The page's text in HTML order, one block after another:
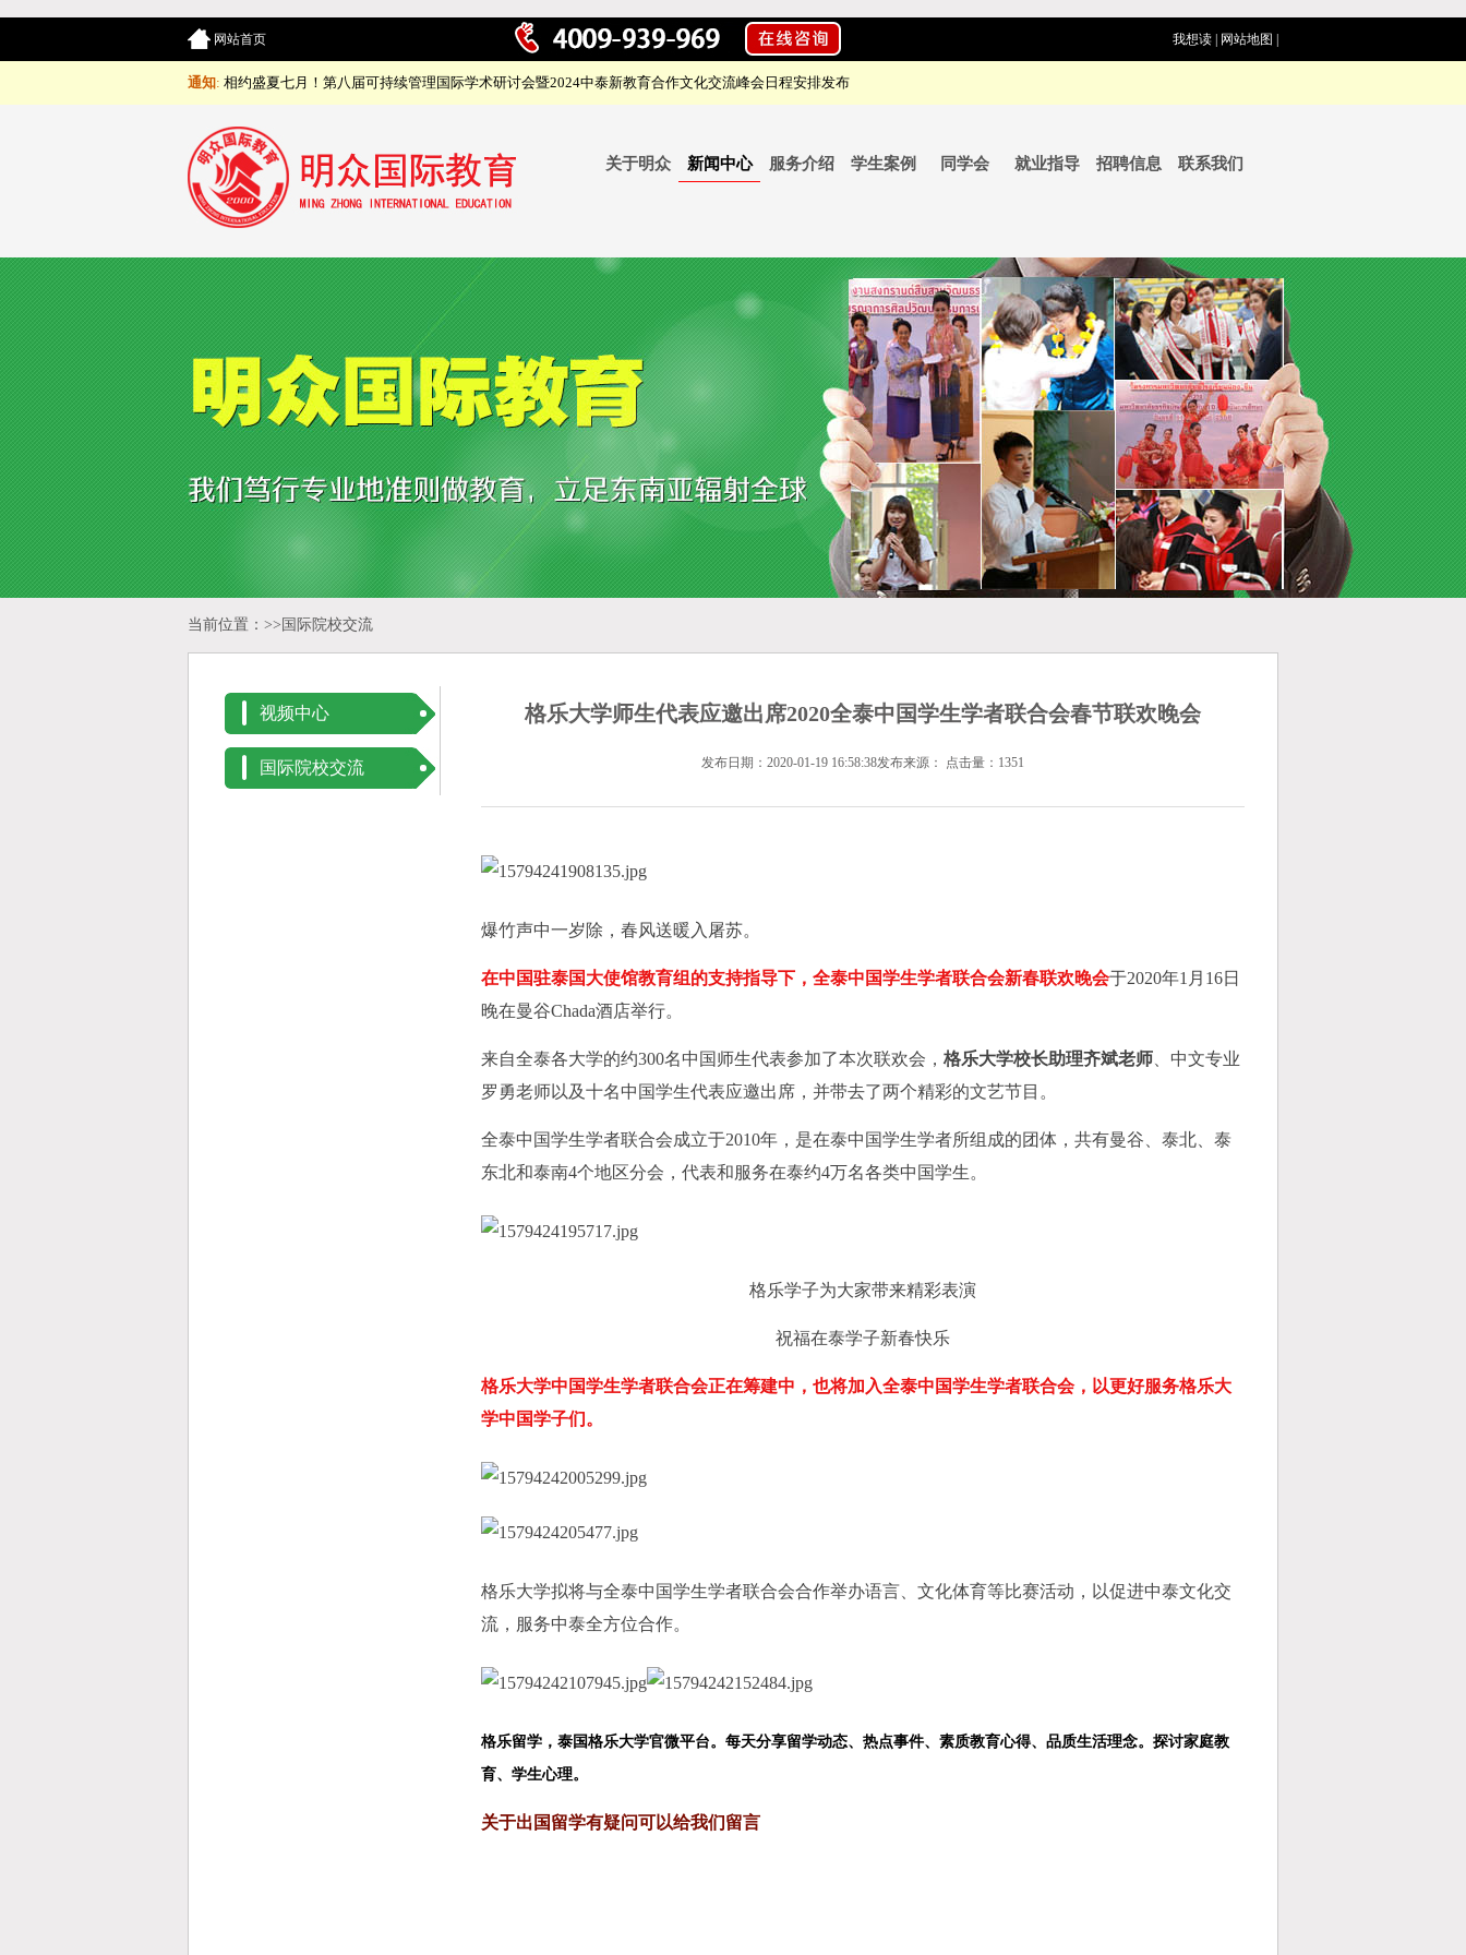
网站首页 我想读 网站地图
通知: 相约盛夏七月！第八届可持续管理国际学术研讨会暨2024中泰新教育合作文化交流峰会日程安排发布
关于明众 新闻中心 服务介绍 学生案例 同学会 就业指导 招聘信息 联系我们
当前位置：>> 国际院校交流
视频中心
国际院校交流
格乐大学师生代表应邀出席2020全泰中国学生学者联合会春节联欢晚会
发布日期：2020-01-19 16:58:38发布来源： 点击量：1351
爆竹声中一岁除，春风送暖入屠苏。
在中国驻泰国大使馆教育组的支持指导下，全泰中国学生学者联合会新春联欢晚会于2020年1 月 16日
晚在曼谷Chada酒店举行。
来自全泰各大学的约300名中国师生代表参加了本次联欢会， 格乐大学校长助理齐斌老师 、中文专业
罗勇老师以及十名中国学生代表应邀出席，并带去了两个精彩的文艺节目。
全泰中国学生学者联合会成立于2010年，是在泰中国学生学者所组成的团体，共有曼谷、泰北、泰
东北和泰南4个地区分会，代表和服务在泰约4万名各类中国学生。
格乐学子为大家带来精彩表演
祝福在泰学子新春快乐
格乐大学中国学生学者联合会正在筹建中，也将加入全泰中国学生学者联合会，以更好服务格乐大
学中国学子们。
格乐大学拟将与全泰中国学生学者联合会合作举办语言、文化体育等比赛活动，以促进中泰文化交
流，服务中泰全方位合作。
格乐留学，泰国格乐大学官微平台。每天分享留学动态、热点事件、素质教育心得、品质生活理念。探讨家庭教
育、学生心理。
关于出国留学有疑问可以给我们留言